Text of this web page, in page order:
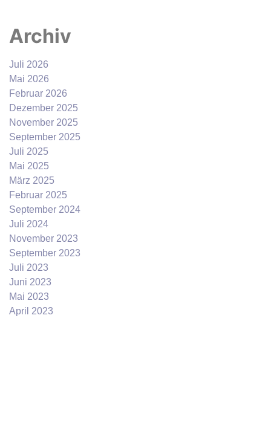
Archiv
Juli 2026
Mai 2026
Februar 2026
Dezember 2025
November 2025
September 2025
Juli 2025
Mai 2025
März 2025
Februar 2025
September 2024
Juli 2024
November 2023
September 2023
Juli 2023
Juni 2023
Mai 2023
April 2023